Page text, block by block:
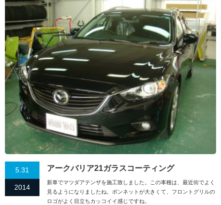
5.31
2014
アークバリア21ガラスコーティング
新車でマツダアテンザを施工致しました。この車種は、最近街でよく
見るようになりましたね。ボンネットが大きくて、フロントグリルの
ロゴがよく目立ちカッコイイ感じですね。